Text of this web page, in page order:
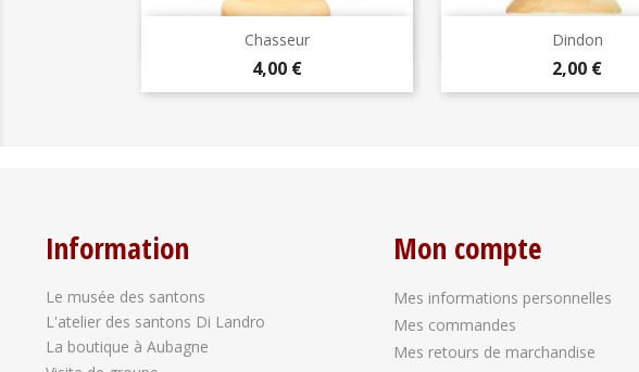
Chasseur
Prix
4,00 €
Aperçu rapide Dindon
Prix
2,00 €
Aperçu rapide
Information
Le musée des santons
L'atelier des santons Di Landro
La boutique à Aubagne
Mon compte
Mes informations personnelles
Mes commandes
Mes retours de marchandise